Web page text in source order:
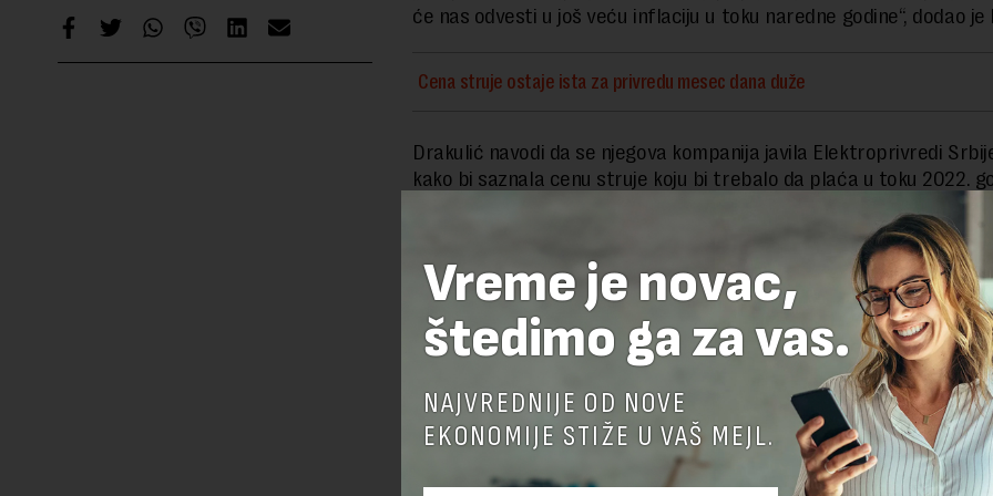
će nas odvesti u još veću inflaciju u toku naredne godine“, dodao je
Cena struje ostaje ista za privredu mesec dana duže
Drakulić navodi da se njegova kompanija javila Elektroprivredi
kako bi saznala cenu struje koju bi trebalo da plaća u toku 2022.
„Moja firma se javila i – dobila cenu 2,7 puta veću od one koju plaćamo ove
tom, 2,7 puta većom cenom, moje srednje preduzeće sa 100
samo po osnovu razlike između buduće i sadašnje cene električne
pokriće 2,5 odsto 90 miliona evra vredne investicije EPS-a.„
Plaćamo li potrebu ili luksuz: Analiza računa za struju
Podsetimo, Vlada je nedavno donela Zaključak prema kome će se
kojima ugovor za kupovinu struje od EPS-a ističe 30. novembra,
Vreme je novac,
štedimo ga za vas.
NAJVREDNIJE OD NOVE
EKONOMIJE STIŽE U VAŠ MEJL.